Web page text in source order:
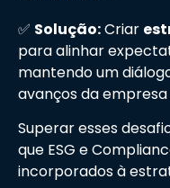
✅ Solução:Criar
para alinhar
mantendo um
avanços da empresa
Superar esses
que ESG e
incorporados à